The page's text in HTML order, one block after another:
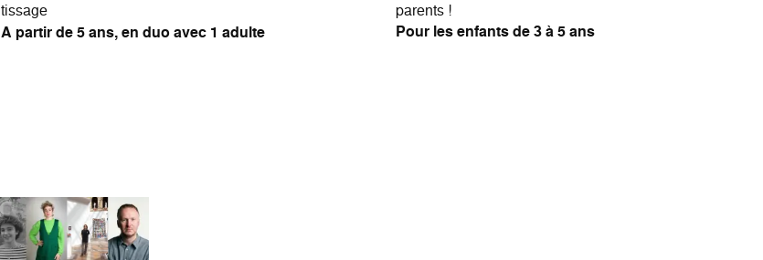
tissage
A partir de 5 ans, en duo avec 1 adulte
parents !
Pour les enfants de 3 à 5 ans